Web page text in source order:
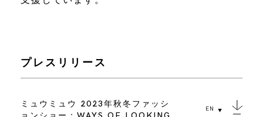
プレスリリース
ミュウミュウ 2023年秋冬ファッシ
EN